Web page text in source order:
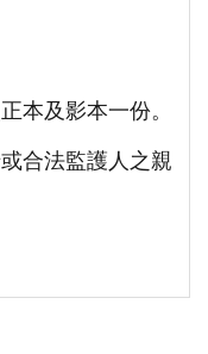
本及影本一份。
合法監護人之親